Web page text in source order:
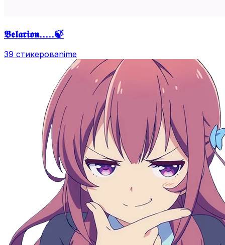
𝕭𝖊𝖑𝖆𝖗𝖎𝖔𝖓.....🍃
39 стикеровanime